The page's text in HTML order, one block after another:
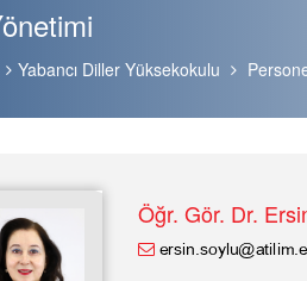
Yabancı Diller Yüksekokulu
Öğr. Gör. Dr.